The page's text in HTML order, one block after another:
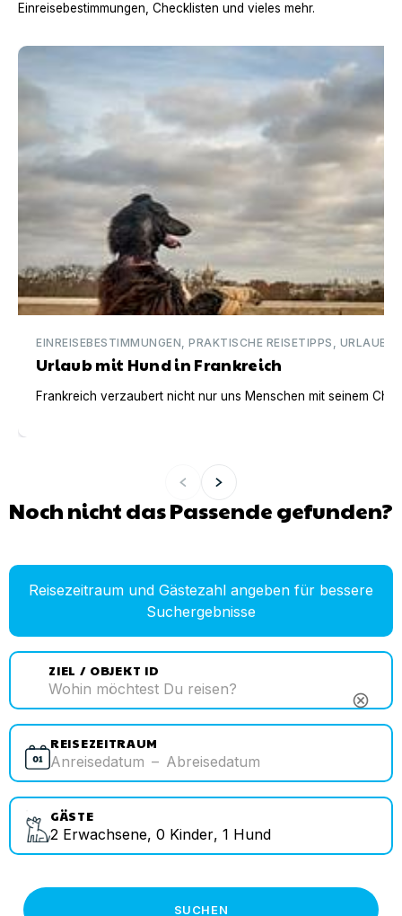
Einreisebestimmungen, Checklisten und vieles mehr.
Urlaub mit Hund in Frankreich
EINREISEBESTIMMUNGEN, PRAKTISCHE REISETIPPS,
Urlaub mit Hund in Frankreich
Frankreich verzaubert nicht nur uns Menschen mit seinem
Noch nicht das Passende gefunden?
Reisezeitraum und Gästezahl angeben für bessere
Suchergebnisse
ZIEL / OBJEKT ID
cancel
REISEZEITRAUM
Anreisedatum – Abreisedatum
GÄSTE
2 Erwachsene, 0 Kinder, 1 Hund
SUCHEN